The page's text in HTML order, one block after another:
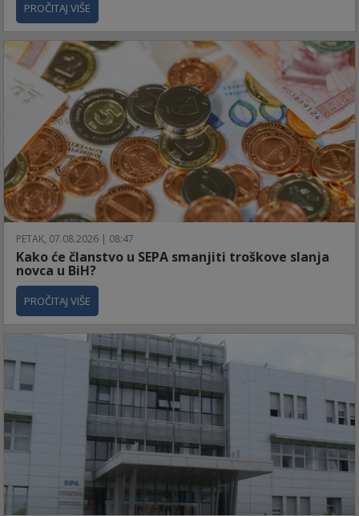
PROČITAJ VIŠE
PETAK, 07.08.2026 | 08:47
Kako će članstvo u SEPA smanjiti troškove slanja
novca u BiH?
PROČITAJ VIŠE